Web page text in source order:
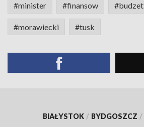
#minister #finansow #budzet
#morawiecki #tusk
BIAŁYSTOK / BYDGOSZCZ /